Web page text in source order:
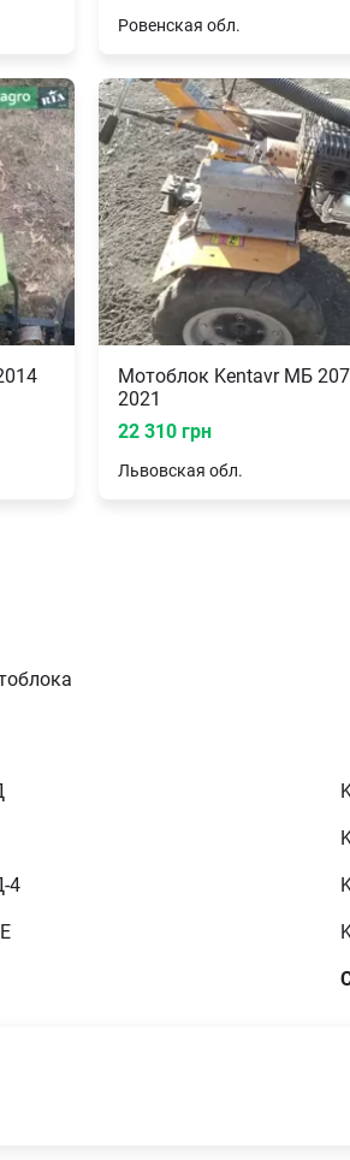
Ровенская обл.
Мотоблок Kentavr МБ
2021
22 310 грн
Львовская обл.
4